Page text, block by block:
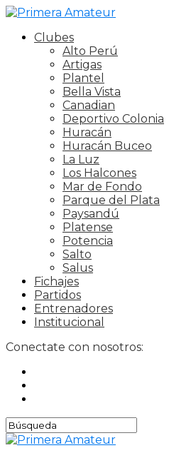
Clubes
Alto Perú
Artigas
Plantel
Bella Vista
Canadian
Deportivo Colonia
Huracán
Huracán Buceo
La Luz
Los Halcones
Mar de Fondo
Parque del Plata
Paysandú
Platense
Potencia
Salto
Salus
Fichajes
Partidos
Entrenadores
Institucional
Conectate con nosotros: